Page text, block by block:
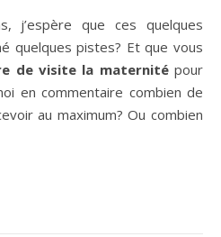
j’espère que ces quelques
quelques pistes? Et que vous
de visite la maternitépour
en commentaire combien de
au maximum? Ou combien